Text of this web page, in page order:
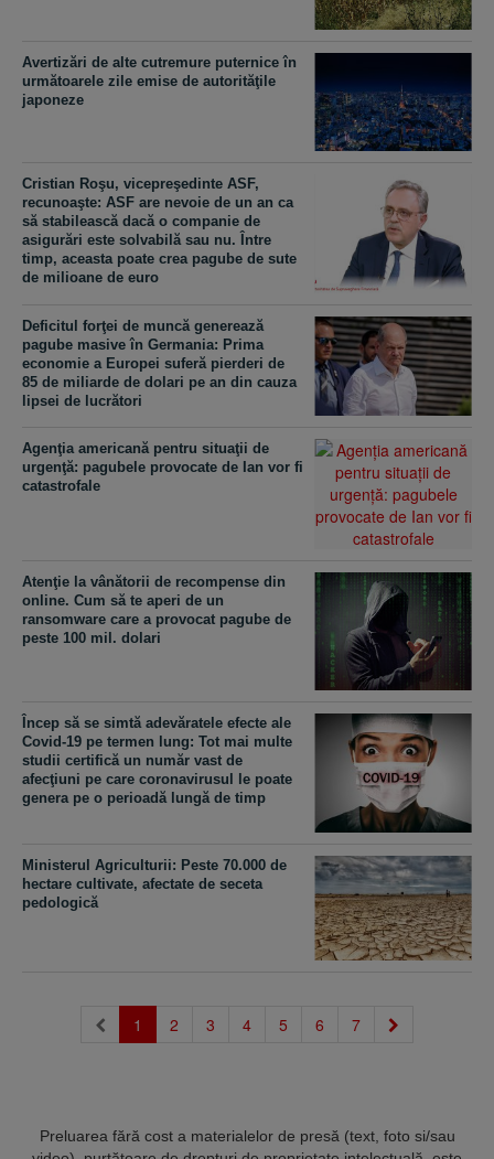
Avertizări de alte cutremure puternice în
următoarele zile emise de autorităţile
japoneze
Cristian Roşu, vicepreşedinte ASF,
recunoaşte: ASF are nevoie de un an ca
să stabilească dacă o companie de
asigurări este solvabilă sau nu. Între
timp, aceasta poate crea pagube de sute
de milioane de euro
Deficitul forţei de muncă generează
pagube masive în Germania: Prima
economie a Europei suferă pierderi de
85 de miliarde de dolari pe an din cauza
lipsei de lucrători
Agenţia americană pentru situaţii de
urgenţă: pagubele provocate de Ian vor fi
catastrofale
Atenţie la vânătorii de recompense din
online. Cum să te aperi de un
ransomware care a provocat pagube de
peste 100 mil. dolari
Încep să se simtă adevăratele efecte ale
Covid-19 pe termen lung: Tot mai multe
studii certifică un număr vast de
afecţiuni pe care coronavirusul le poate
genera pe o perioadă lungă de timp
Ministerul Agriculturii: Peste 70.000 de
hectare cultivate, afectate de seceta
pedologică
1 (current)
2 3 4 5 6 7
Preluarea fără cost a materialelor de presă (text, foto si/sau